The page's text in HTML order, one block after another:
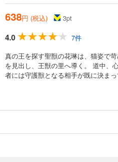
638円 (税込) 3pt
4.0
7件
真の王を探す聖獣の花琳は、猫姿で
を見出し、王獣の里へ導く。 道中、
者には守護獣となる相手が既に決まっ